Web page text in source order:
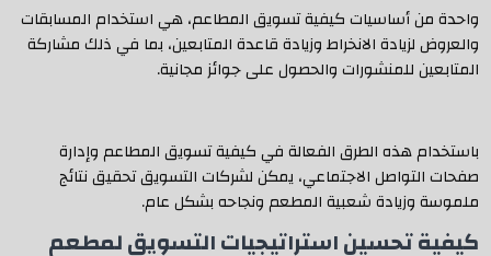
واحدة من أساسيات كيفية تسويق المطاعم، هي استخدام المسابقات
والعروض لزيادة الانخراط وزيادة قاعدة المتابعين، بما في ذلك مشاركة
المتابعين للمنشورات والحصول على جوائز مجانية.
باستخدام هذه الطرق الفعالة في كيفية تسويق المطاعم وإدارة
صفحات التواصل الاجتماعي، يمكن لشركات التسويق تحقيق نتائج
ملموسة وزيادة شعبية المطعم ونجاحه بشكل عام.
كيفية تحسين استراتيجيات التسويق لمطعم